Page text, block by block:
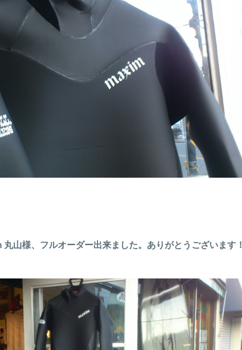
山様、フルオーダー出来ました。ありがとうございます！